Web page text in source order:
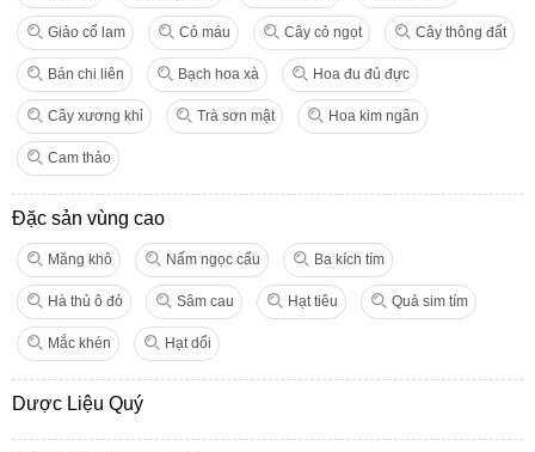
Giảo cổ lam Cỏ máu Cây cỏ ngọt Cây thông đất
Bán chi liên Bạch hoa xà Hoa đu đủ đực
Cây xương khỉ Trà sơn mật Hoa kim ngân
Cam thảo
Đặc sản vùng cao
Măng khô Nấm ngọc cẩu Ba kích tím
Hà thủ ô đỏ Sâm cau Hạt tiêu Quả sim tím
Mắc khén Hạt dổi
Dược Liệu Quý